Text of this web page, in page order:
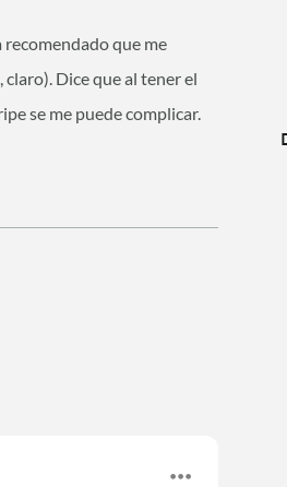
que me
Dice que al tener el
se me puede complicar.